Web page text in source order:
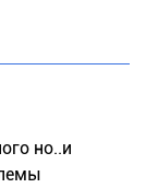
но..и